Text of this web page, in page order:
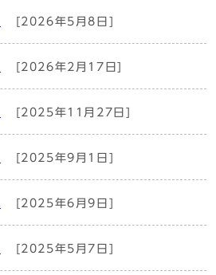
[2026年5月8日]
[2026年2月17日]
[2025年11月27日]
[2025年9月1日]
[2025年6月9日]
[2025年5月7日]